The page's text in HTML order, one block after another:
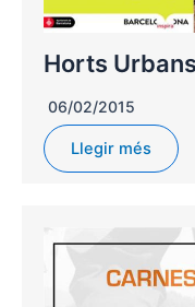
Horts
06/02/2015
Llegir més